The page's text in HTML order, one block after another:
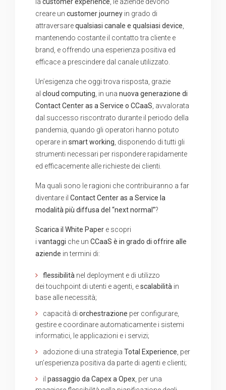
creare un customer journey in grado di
attraversarequalsiasi canale e qualsiasi device
mantenendo costante il contatto tra cliente e
brand, e offrendo una esperienza positiva ed
efficace a prescindere dal canale utilizzato.
Un’esigenza che oggi trova risposta, grazie
al cloud computing , in una nuova generazione di
Contact Center as a Service o CCaaS , avvalorata
dal successo riscontrato durante il periodo della
pandemia, quando gli operatori hanno potuto
operare in smart working , disponendo di tutti gli
strumenti necessari per rispondere rapidamente
ed efficacemente alle richieste dei clienti.
Ma quali sono le ragioni che contribuiranno a far
diventare il Contact Center as a Service la
modalità più diffusa del “next normal”?
Scarica il White Paper e scopri
i vantaggi che un CCaaS è in grado di offrire alle
aziende in termini di:
flessibilità nel deployment e di utilizzo
dei touchpoint di utenti e agenti, escalabilità in
base alle necessità;
capacità di orchestrazione per configurare,
gestire e coordinare automaticamente i sistemi
informatici, le applicazioni e i servizi;
adozione di una strategia Total Experience , per
un’esperienza positiva da parte di agenti e clienti;
il passaggio da Capex a Opex , per una